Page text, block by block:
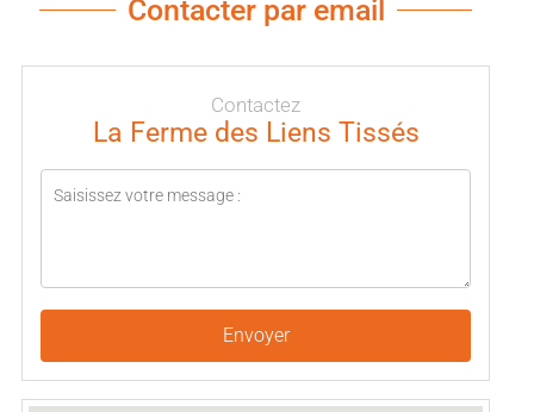
Contacter par email
Contactez
La Ferme des Liens Tissés
Envoyer